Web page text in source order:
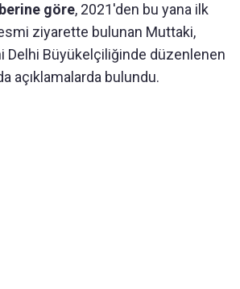
göre, 2021'den bu yana ilk
ziyarette bulunan Muttaki,
Delhi Büyükelçiliğinde düzenlenen
açıklamalarda bulundu.